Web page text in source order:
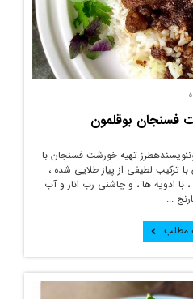
فسنجان بوقلمون
تهیه خورشت فسنجان با
ترکیب لطیفی از پیاز طلایی شده ،
با ادویه ها ، و چاشنی رب انار و آب
...
مطلب